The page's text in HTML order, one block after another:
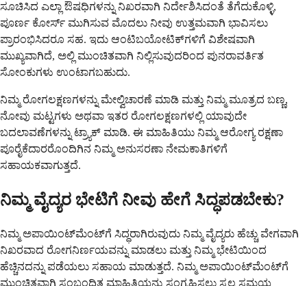
ಸೂಚಿಸಿದ ಎಲ್ಲಾ ಔಷಧಿಗಳನ್ನು ನಿಖರವಾಗಿ ನಿರ್ದೇಶಿಸಿದಂತೆ ತೆಗೆದುಕೊಳ್ಳಿ,
ಪೂರ್ಣ ಕೋರ್ಸ್ ಮುಗಿಸುವ ಮೊದಲು ನೀವು ಉತ್ತಮವಾಗಿ ಭಾವಿಸಲು
ಪ್ರಾರಂಭಿಸಿದರೂ ಸಹ. ಇದು ಆಂಟಿಬಯೋಟಿಕ್‌ಗಳಿಗೆ ವಿಶೇಷವಾಗಿ
ಮುಖ್ಯವಾಗಿದೆ, ಅಲ್ಲಿ ಮುಂಚಿತವಾಗಿ ನಿಲ್ಲಿಸುವುದರಿಂದ ಪುನರಾವರ್ತಿತ
ಸೋಂಕುಗಳು ಉಂಟಾಗಬಹುದು.
ನಿಮ್ಮ ರೋಗಲಕ್ಷಣಗಳನ್ನು ಮೇಲ್ವಿಚಾರಣೆ ಮಾಡಿ ಮತ್ತು ನಿಮ್ಮ ಮೂತ್ರದ ಬಣ್ಣ,
ನೋವು ಮಟ್ಟಗಳು ಅಥವಾ ಇತರ ರೋಗಲಕ್ಷಣಗಳಲ್ಲಿ ಯಾವುದೇ
ಬದಲಾವಣೆಗಳನ್ನು ಟ್ರ್ಯಾಕ್ ಮಾಡಿ. ಈ ಮಾಹಿತಿಯು ನಿಮ್ಮ ಆರೋಗ್ಯ ರಕ್ಷಣಾ
ಪೂರೈಕೆದಾರರೊಂದಿಗಿನ ನಿಮ್ಮ ಅನುಸರಣಾ ನೇಮಕಾತಿಗಳಿಗೆ
ಸಹಾಯಕವಾಗುತ್ತದೆ.
ನಿಮ್ಮ ವೈದ್ಯರ ಭೇಟಿಗೆ ನೀವು ಹೇಗೆ ಸಿದ್ಧಪಡಬೇಕು?
ನಿಮ್ಮ ಅಪಾಯಿಂಟ್‌ಮೆಂಟ್‌ಗೆ ಸಿದ್ಧರಾಗಿರುವುದು ನಿಮ್ಮ ವೈದ್ಯರು ಹೆಚ್ಚು ವೇಗವಾಗಿ
ನಿಖರವಾದ ರೋಗನಿರ್ಣಯವನ್ನು ಮಾಡಲು ಮತ್ತು ನಿಮ್ಮ ಭೇಟಿಯಿಂದ
ಹೆಚ್ಚಿನದನ್ನು ಪಡೆಯಲು ಸಹಾಯ ಮಾಡುತ್ತದೆ. ನಿಮ್ಮ ಅಪಾಯಿಂಟ್‌ಮೆಂಟ್‌ಗೆ
ಮುಂಚಿತವಾಗಿ ಸಂಬಂಧಿತ ಮಾಹಿತಿಯನ್ನು ಸಂಗ್ರಹಿಸಲು ಸ್ವಲ್ಪ ಸಮಯ